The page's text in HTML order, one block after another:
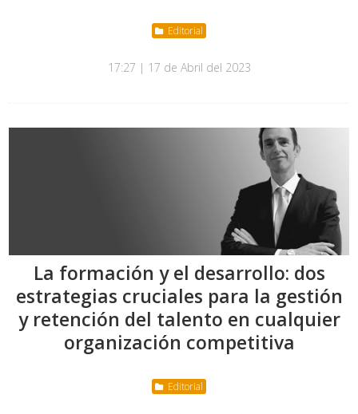
Editorial
17:27 | 17 de Abril del 2023
La formación y el desarrollo: dos
estrategias cruciales para la gestión
y retención del talento en cualquier
organización competitiva
Editorial